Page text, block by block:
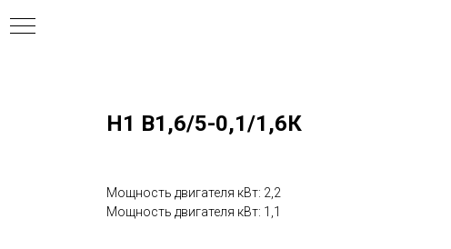
Н1 В1,6/5-0,1/1,6К
Мощность двигателя кВт: 2,2
Мощность двигателя кВт: 1,1